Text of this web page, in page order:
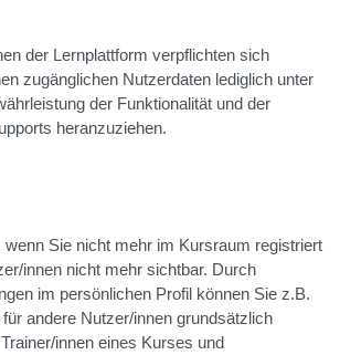
der Lernplattform verpflichten sich
zugänglichen Nutzerdaten lediglich unter
der Funktionalität und der
heranzuziehen.
wenn Sie nicht mehr im Kursraum registriert
innen nicht mehr sichtbar. Durch
im persönlichen Profil können Sie z.B.
andere Nutzer/innen grundsätzlich
innen eines Kurses und